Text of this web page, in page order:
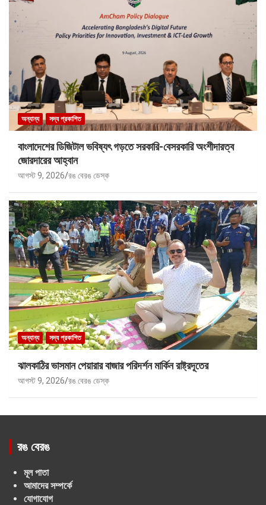
অন্যান্য সদ্য প্রকাশিত
বাংলাদেশের ডিজিটাল ভবিষ্যৎ গড়তে সরকারি-বেসরকারি অংশীদারত্ব
জোরদারের আহ্বান
আগস্ট 9, 2026 রঙ বেরঙ ডেস্ক
অন্যান্য সদ্য প্রকাশিত
ঝালকাঠির ভাসমান পেয়ারার বাজার পরিদর্শন মার্কিন রাষ্ট্রদূতের
আগস্ট 9, 2026 রঙ বেরঙ ডেস্ক
রঙ বেরঙ
মূল পাতা
আমাদের সম্পর্কে
যোগাযোগ